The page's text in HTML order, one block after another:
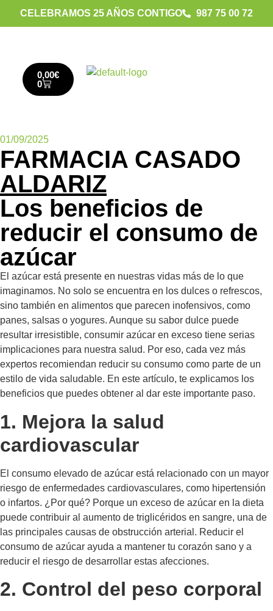
CELEBRAMOS 25 AÑOS CONTIGO 987 75 00 72
0,00€
0
01/09/2025
FARMACIA CASADO
ALDARIZ
Los beneficios de
reducir el consumo de
azúcar
El azúcar está presente en nuestras vidas más de lo que
imaginamos. No solo se encuentra en los dulces o refrescos,
sino también en alimentos que parecen inofensivos, como
panes, salsas o yogures. Aunque su sabor dulce puede
resultar irresistible, consumir azúcar en exceso tiene serias
implicaciones para nuestra salud. Por eso, cada vez más
expertos recomiendan reducir su consumo como parte de un
estilo de vida saludable. En este artículo, te explicamos los
beneficios que puedes obtener al dar este importante paso.
1. Mejora la salud
cardiovascular
El consumo elevado de azúcar está relacionado con un mayor
riesgo de enfermedades cardiovasculares, como hipertensión
o infartos. ¿Por qué? Porque un exceso de azúcar en la dieta
puede contribuir al aumento de triglicéridos en sangre, una de
las principales causas de obstrucción arterial. Reducir el
consumo de azúcar ayuda a mantener tu corazón sano y a
reducir el riesgo de desarrollar estas afecciones.
2. Control del peso corporal